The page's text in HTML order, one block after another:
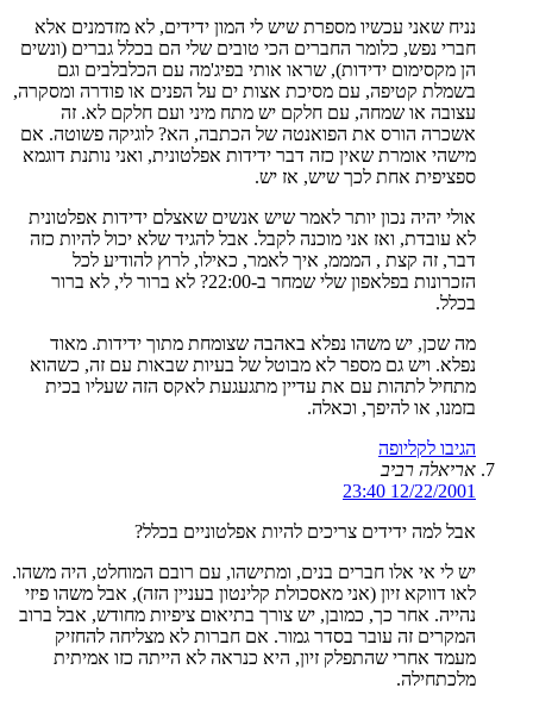
נניח שאני עכשיו מספרת שיש לי המון ידידים, לא מזדמנים אלא
חברי נפש, כלומר החברים הכי טובים שלי הם בכלל גברים (ונשים
הן מקסימום ידידות), שראו אותי בפיג'מה עם הכלבלבים וגם
בשמלת קטיפה, עם מסיכת אצות ים על הפנים או פודרה ומסקרה,
עצובה או שמחה, עם חלקם יש מתח מיני ועם חלקם לא. זה
אשכרה הורס את הפואנטה של הכתבה, הא? לוגיקה פשוטה. אם
מישהי אומרת שאין כזה דבר ידידות אפלטונית, ואני נותנת דוגמא
ספציפית אחת לכך שיש, אז יש.
אולי יהיה נכון יותר לאמר שיש אנשים שאצלם ידידות אפלטונית
לא עובדת, ואז אני מוכנה לקבל. אבל להגיד שלא יכול להיות כזה
דבר, זה קצת , המממ, איך לאמר, כאילו, לרוץ להודיע לכל
הזכרונות בפלאפון שלי שמחר ב-22:00? לא ברור לי, לא ברור
בכלל.
מה שכן, יש משהו נפלא באהבה שצומחת מתוך ידידות. מאוד
נפלא. ויש גם מספר לא מבוטל של בעיות שבאות עם זה, כשהוא
מתחיל לתהות עם את עדיין מתגעגעת לאקס הזה שעליו בכית
בזמנו, או להיפך, וכאלה.
הגיבו לקליופה
אריאלה רביב
12/22/2001 23:40
אבל למה ידידים צריכים להיות אפלטוניים בכלל?
יש לי אי אלו חברים בנים, ומתישהו, עם רובם המוחלט, היה משהו.
לאו דווקא זיון (אני מאסכולת קלינטון בעניין הזה), אבל משהו פיזי
נהייה. אחר כך, כמובן, יש צורך בתיאום ציפיות מחודש, אבל ברוב
המקרים זה עובר בסדר גמור. אם חברות לא מצליחה להחזיק
מעמד אחרי שהתפלק זיון, היא כנראה לא הייתה כזו אמיתית
מלכתחילה.